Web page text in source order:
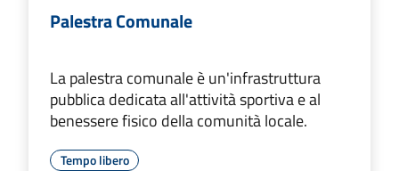
Palestra Comunale
La palestra comunale è un'infrastruttura
pubblica dedicata all'attività sportiva e al
benessere fisico della comunità locale.
Tempo libero